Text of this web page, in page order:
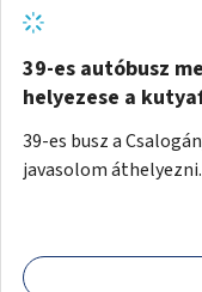
39-es autóbusz
helyezese a
39-es busz a
javasolom